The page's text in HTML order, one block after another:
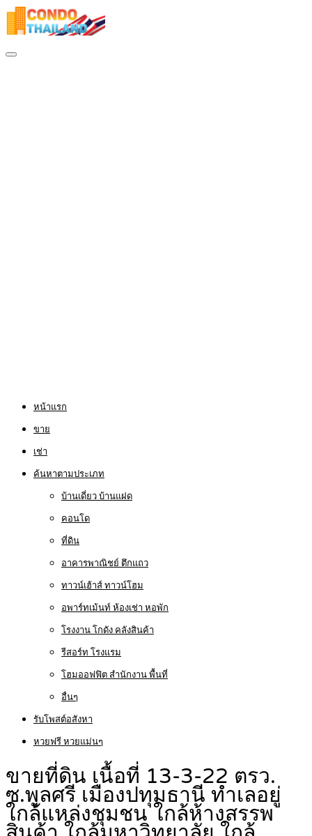
หน้าแรก
ขาย
เช่า
ค้นหาตามประเภท
บ้านเดี่ยว บ้านแฝด
คอนโด
ที่ดิน
อาคารพาณิชย์ ตึกแถว
ทาวน์เฮ้าส์ ทาวน์โฮม
อพาร์ทเม้นท์ ห้องเช่า หอพัก
โรงงาน โกดัง คลังสินค้า
รีสอร์ท โรงแรม
โฮมออฟฟิต สำนักงาน พื้นที่
อื่นๆ
รับโพสต์อสังหา
หวยฟรี หวยแม่นๆ
ขายที่ดิน เนื้อที่ 13-3-22 ตรว.
ซ.พูลศรี เมืองปทุมธานี ทำเลอยู่
ใกล้แหล่งชุมชน ใกล้ห้างสรรพ